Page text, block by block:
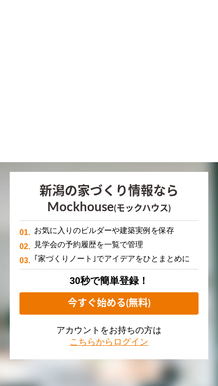
新潟の家づくり情報なら
Mockhouse(モックハウス)
お気に入りのビルダーや建築実例を保存
見学会の予約履歴を一覧で管理
｢家づくりノート｣でアイデアをひとまとめに
30秒で簡単登録！
今すぐ始める(無料)
アカウントをお持ちの方は
こちらからログイン